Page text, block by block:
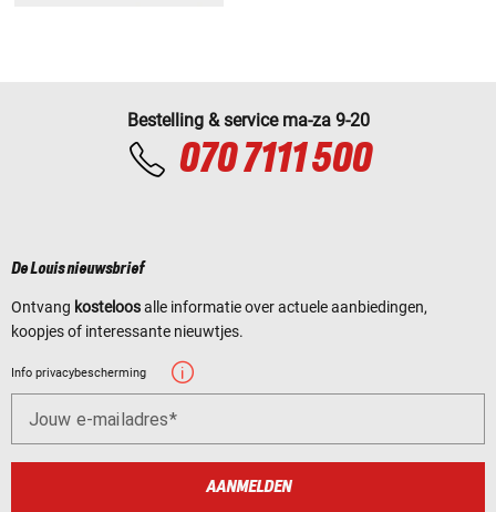
Bestelling & service ma-za 9-20
070 7111 500
De Louis nieuwsbrief
Ontvang kosteloosalle informatie over actuele aanbiedingen,
koopjes of interessante nieuwtjes.
Info privacybescherming
Jouw e-mailadres
AANMELDEN